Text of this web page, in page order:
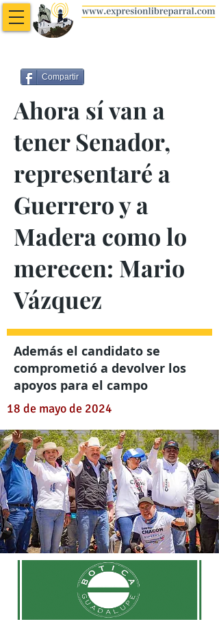
Compartir
Ahora sí van a
tener Senador,
representaré a
Guerrero y a
Madera como lo
merecen: Mario
Vázquez
Además el candidato se
comprometió a devolver los
apoyos para el campo
18 de mayo de 2024